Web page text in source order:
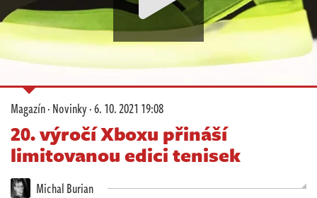
Soutěže
Komunita
Redakce
Živě
Magazín·Novinky·6. 10. 2021 19:08
20. výročí Xboxu přináší
limitovanou edici tenisek
Michal Burian